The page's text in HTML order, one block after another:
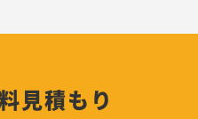
見積もり